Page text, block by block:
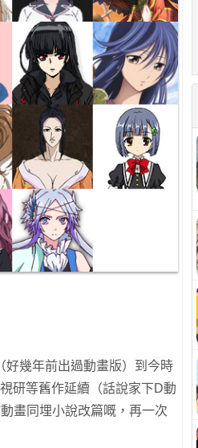
好幾年前出過動畫版）到今時
研等舊作延續（話說家下D動
畫同埋小說改篇嘅，再一次